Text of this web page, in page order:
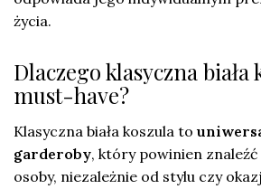
życia.
Dlaczego klasyczna biała
must-have?
Klasyczna biała koszula to
garderoby, który powinien
osoby, niezależnie od stylu czy